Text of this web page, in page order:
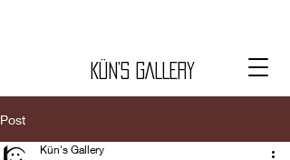
KÜN’S GALLERY
Post
Kün's Gallery